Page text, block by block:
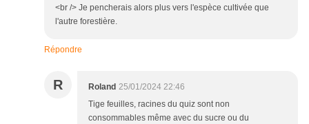
<br /> Je pencherais alors plus vers l'espèce cultivée que
l'autre forestière.
Répondre
R Roland 25/01/2024 22:46
Tige feuilles, racines du quiz sont non
consommables même avec du sucre ou du